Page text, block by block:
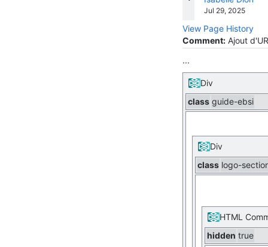
Saved
Jul 29, 2025
View Page History
Comment: Ajout
...
Div
class guide-ebsi
Div
class logo-
HTML
hidden true